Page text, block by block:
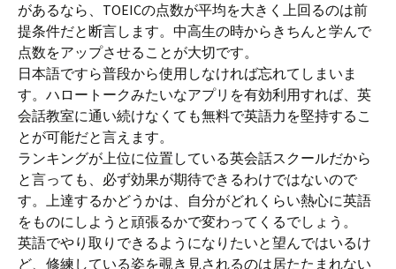
があるなら、TOEICの点数が平均を大きく上回るのは前
提条件だと断言します。中高生の時からきちんと学んで
点数をアップさせることが大切です。
日本語ですら普段から使用しなければ忘れてしまいま
す。ハロートークみたいなアプリを有効利用すれば、英
会話教室に通い続けなくても無料で英語力を堅持するこ
とが可能だと言えます。
ランキングが上位に位置している英会話スクールだから
と言っても、必ず効果が期待できるわけではないので
す。上達するかどうかは、自分がどれくらい熱心に英語
をものにしようと頑張るかで変わってくるでしょう。
英語でやり取りできるようになりたいと望んではいるけ
ど、修練している姿を覗き見されるのは居たたまれない